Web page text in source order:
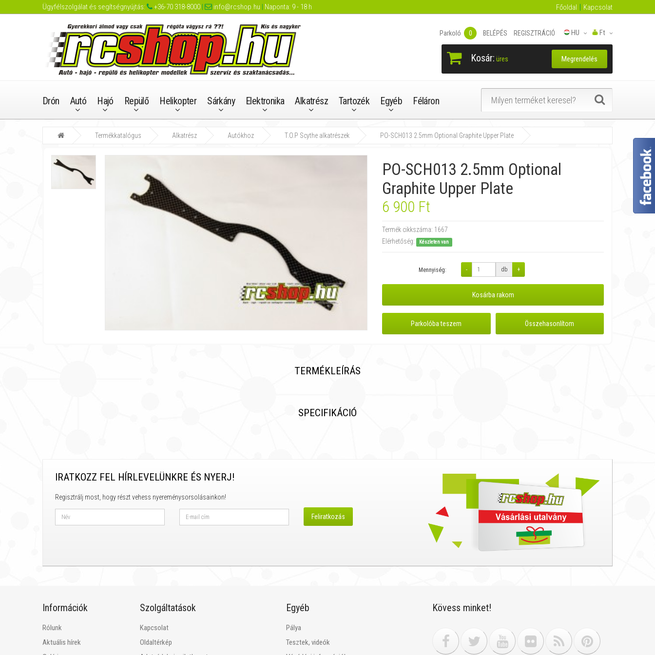
Ügyfélszolgálat és segítségnyújtás: +36-70 318-8000 | info@rcshop.hu | Naponta: 9 - 18 h Főoldal Kapcsolat
Ft
HU
Parkoló 0 BELÉPÉS REGISZTRÁCIÓ
Kosár: üres Megrendelés
Drón Autó Hajó Repülő Helikopter Sárkány Elektronika Alkatrész Tartozék Egyéb Féláron
Termékkatalógus Alkatrész Autókhoz T.O.P Scythe alkatrészek PO-SCH013 2.5mm Optional Graphite Upper Plate
PO-SCH013 2.5mm Optional
Graphite Upper Plate
6 900 Ft
Termék cikkszáma: 1667
Elérhetőség:
Készleten van
Mennyiség: - db +
Kosárba rakom
Parkolóba teszem Összehasonlítom
TERMÉKLEÍRÁS
SPECIFIKÁCIÓ
IRATKOZZ FEL HÍRLEVELÜNKRE ÉS NYERJ!
Regisztrálj most, hogy részt vehess nyereménysorsolásainkon!
Információk
Rólunk
Aktuális hírek
Szolgáltatások
Kapcsolat
Oldaltérkép
Egyéb
Pálya
Tesztek, videók
Kövess minket!